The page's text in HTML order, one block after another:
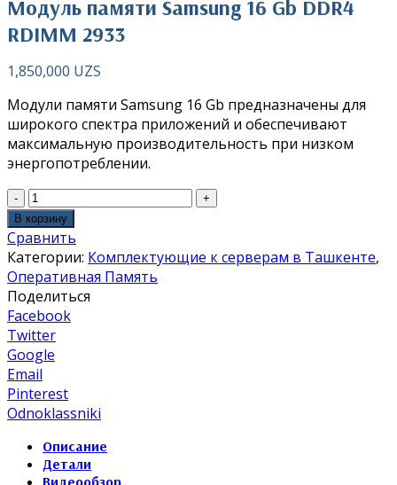
Модуль памяти Samsung 16 Gb DDR4
RDIMM 2933
1,850,000 UZS
Модули памяти Samsung 16 Gb предназначены для
широкого спектра приложений и обеспечивают
максимальную производительность при низком
энергопотреблении.
В корзину
Сравнить
Категории: Комплектующие к серверам в Ташкенте,
Оперативная Память
Поделиться
Facebook
Twitter
Google
Email
Pinterest
Odnoklassniki
Описание
Детали
Видеообзор